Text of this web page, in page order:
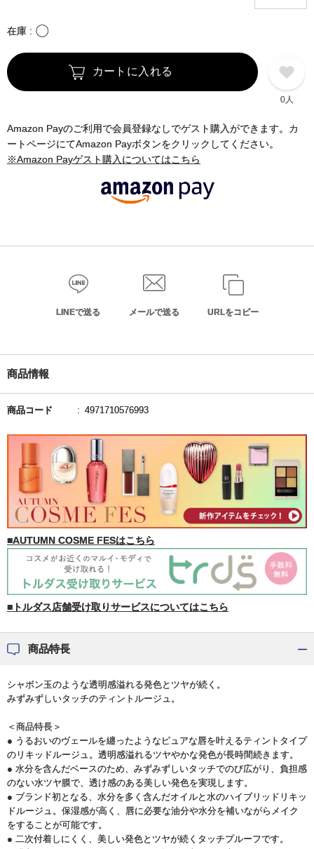
在庫 〇
カートに入れる
0人
Amazon Payのご利用で会員登録なしでゲスト購入ができます。カ
ートページにてAmazon Payボタンをクリックしてください。
※Amazon Payゲスト購入についてはこちら
LINEで送る メールで送る URLをコピー
商品情報
商品コード 4971710576993
■AUTUMN COSME FESはこちら
■トルダス店舗受け取りサービスについてはこちら
商品特長
シャボン玉のような透明感溢れる発色とツヤが続く。
みずみずしいタッチのティントルージュ。
＜商品特長＞
● うるおいのヴェールを纏ったようなピュアな唇を叶えるティントタイプ
のリキッドルージュ。透明感溢れるツヤやかな発色が長時間続きます。
● 水分を含んだベースのため、みずみずしいタッチでのび広がり、負担感
のない水ツヤ膜で、透け感のある美しい発色を実現します。
● ブランド初となる、水分を多く含んだオイルと水のハイブリッドリキッ
ドルージュ。保湿感が高く、唇に必要な油分や水分を補いながらメイク
をすることが可能です。
● 二次付着しにくく、美しい発色とツヤが続くタッチプルーフです。